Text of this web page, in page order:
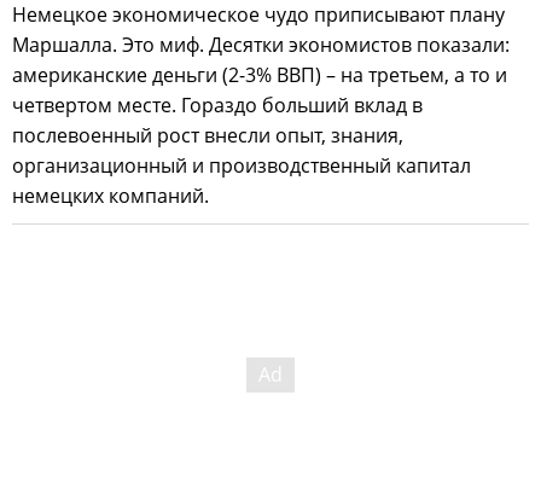
Немецкое экономическое чудо приписывают плану
Маршалла. Это миф. Десятки экономистов показали:
американские деньги (2-3% ВВП) – на третьем, а то и
четвертом месте. Гораздо больший вклад в
послевоенный рост внесли опыт, знания,
организационный и производственный капитал
немецких компаний.